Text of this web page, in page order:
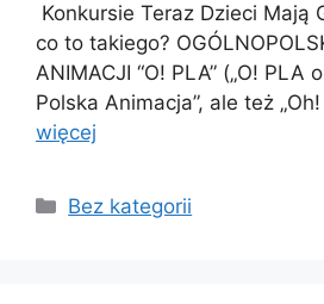
Konkursie Teraz Dzieci Mają
co to takiego?
ANIMACJI “O! PLA” („O! PLA
Polska Animacja”, ale też
więcej
Bez kategorii